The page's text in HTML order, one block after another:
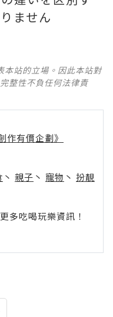
ません
本站的立場。因此本站對
整性不負任何法律責
作有價企劃》
丶 親子 丶 寵物 丶 扮靚
多吃喝玩樂資訊！